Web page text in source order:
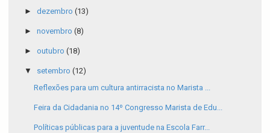
► dezembro (13)
► novembro (8)
► outubro (18)
▼ setembro (12)
Reflexões para um cultura antirracista no Marista ...
Feira da Cidadania no 14º Congresso Marista de Edu...
Políticas públicas para a juventude na Escola Farr...